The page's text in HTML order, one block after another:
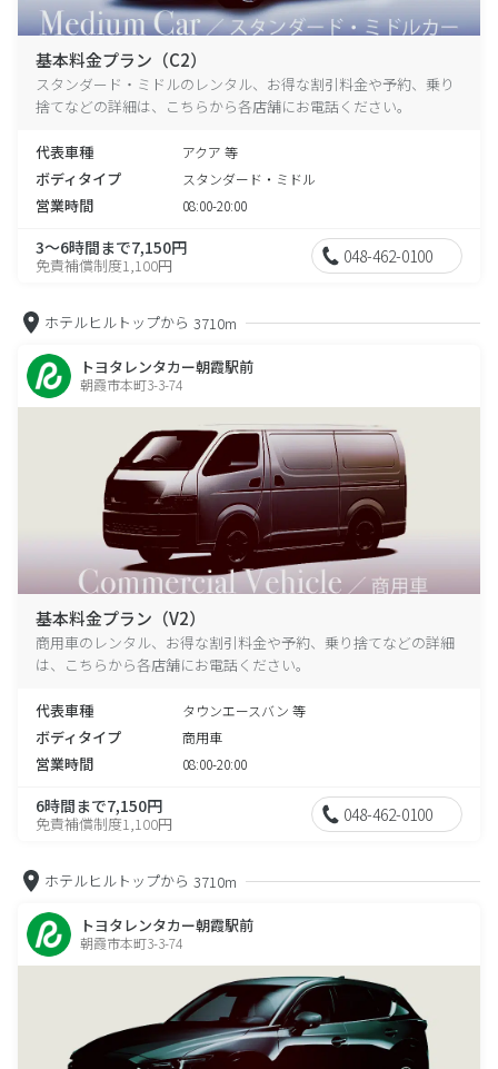
基本料金プラン（C2）
スタンダード・ミドルのレンタル、お得な割引料金や予約、乗り
捨てなどの詳細は、こちらから各店舗にお電話ください。
代表車種 アクア 等
ボディタイプ スタンダード・ミドル
営業時間 08:00-20:00
3～6時間まで7,150円
免責補償制度1,100円 048-462-0100
ホテルヒルトップから 3710m
トヨタレンタカー朝霞駅前
朝霞市本町3-3-74
基本料金プラン（V2）
商用車のレンタル、お得な割引料金や予約、乗り捨てなどの詳細
は、こちらから各店舗にお電話ください。
代表車種 タウンエースバン 等
ボディタイプ 商用車
営業時間 08:00-20:00
6時間まで7,150円
免責補償制度1,100円 048-462-0100
ホテルヒルトップから 3710m
トヨタレンタカー朝霞駅前
朝霞市本町3-3-74